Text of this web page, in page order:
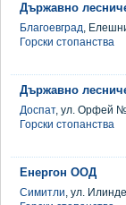
Държавно
Благоевград,
Горски стопанства
Държавно
Доспат, ул. Орфей
Горски стопанства
Енергон ООД
Симитли, ул.